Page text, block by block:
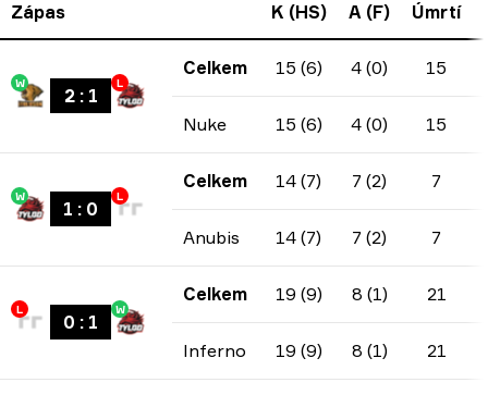
Zápas K (HS) A (F) Úmrtí
W
2: 1
L
Celkem 15 (6) 4 (0) 15
Nuke 15 (6) 4 (0) 15
W
1 : 0
L
Celkem 14 (7) 7 (2) 7
Anubis 14 (7) 7 (2) 7
L
0 : 1
W
Celkem 19 (9) 8 (1) 21
Inferno 19 (9) 8 (1) 21